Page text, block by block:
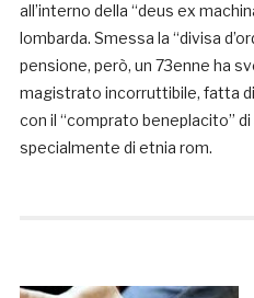
all’interno della “deus ex
lombarda. Smessa la “divisa
pensione, però, un 73enne ha
magistrato incorruttibile, fatta
con il “comprato beneplacito”
specialmente di etnia rom.